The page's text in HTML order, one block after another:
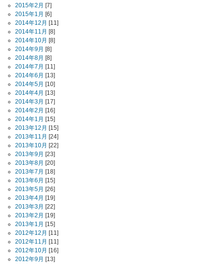
2015年2月 [7]
2015年1月 [6]
2014年12月 [11]
2014年11月 [8]
2014年10月 [8]
2014年9月 [8]
2014年8月 [8]
2014年7月 [11]
2014年6月 [13]
2014年5月 [10]
2014年4月 [13]
2014年3月 [17]
2014年2月 [16]
2014年1月 [15]
2013年12月 [15]
2013年11月 [24]
2013年10月 [22]
2013年9月 [23]
2013年8月 [20]
2013年7月 [18]
2013年6月 [15]
2013年5月 [26]
2013年4月 [19]
2013年3月 [22]
2013年2月 [19]
2013年1月 [15]
2012年12月 [11]
2012年11月 [11]
2012年10月 [16]
2012年9月 [13]